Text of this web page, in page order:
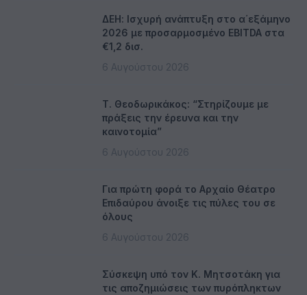
ΔΕΗ: Ισχυρή ανάπτυξη στο α΄εξάμηνο
2026 με προσαρμοσμένο EBITDA στα
€1,2 δισ.
6 Αυγούστου 2026
Τ. Θεοδωρικάκος: “Στηρίζουμε με
πράξεις την έρευνα και την
καινοτομία”
6 Αυγούστου 2026
Για πρώτη φορά το Αρχαίο Θέατρο
Επιδαύρου άνοιξε τις πύλες του σε
όλους
6 Αυγούστου 2026
Σύσκεψη υπό τον Κ. Μητσοτάκη για
τις αποζημιώσεις των πυρόπληκτων